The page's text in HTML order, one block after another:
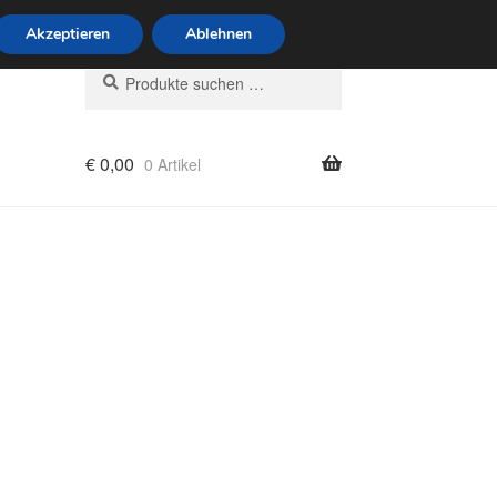
Uhr · 0175 7465658
Suchen
nach:
Suchen
€0,00 0 Artikel
Akzeptieren Ablehnen